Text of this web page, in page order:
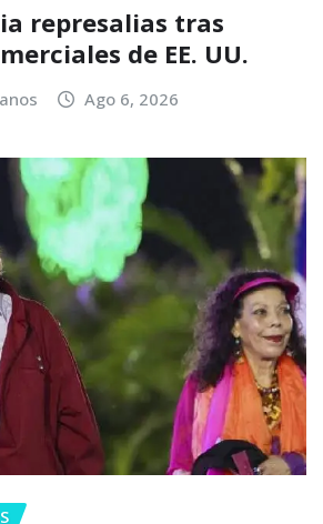
represalias tras
de EE. UU.
Ago 6, 2026